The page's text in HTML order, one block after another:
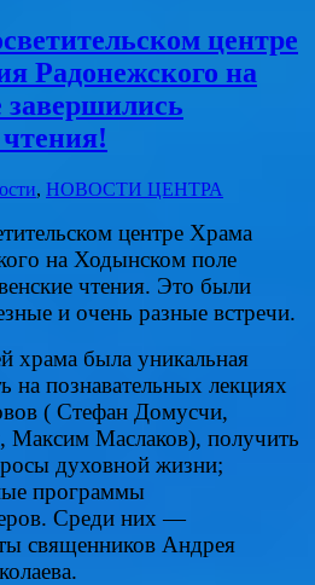
центре
Радонежского на
, НОВОСТИ ЦЕНТРА
центре Храма
на Ходынском поле
чтения. Это были
и очень разные встречи.
храма была уникальная
на познавательных лекциях
( Стефан Домусчи,
Максим Маслаков), получить
духовной жизни;
программы
Среди них —
священников Андрея